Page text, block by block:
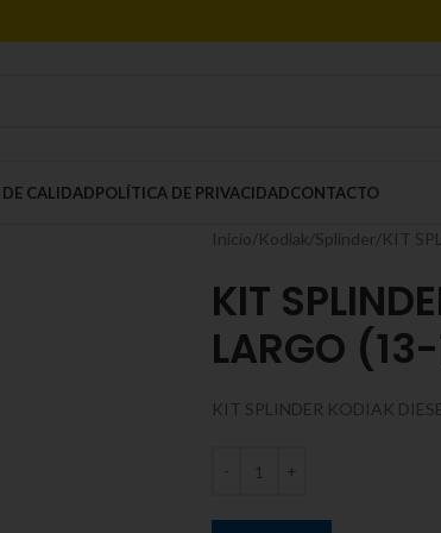
CALIDADPOLÍTICA DE PRIVACIDADCONTACTO
Inicio Kodiak Splinder KIT
KIT
LARGO
KIT SPLINDER KODIAK